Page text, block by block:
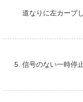
道なりに左カーブ
信号のない一時停